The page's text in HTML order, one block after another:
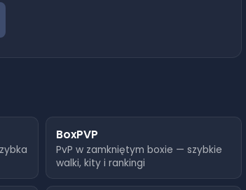
BoxPVP
PvP w zamkniętym boxie — szybkie
walki, kity i rankingi